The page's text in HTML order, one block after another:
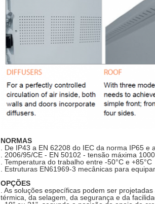
NORMAS
De IP43 a EN 62208 do IEC da norma IP65 e
2006/95/CE - EN 50102 - tensão máxima
Temperatura do trabalho entre -50°C e +85°C
Estruturas EN61969-3 mecânicas para
OPÇÕES
As soluções específicas podem ser
térmica, da selagem, da segurança e da